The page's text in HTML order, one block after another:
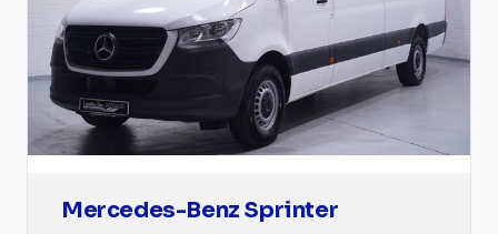
Mercedes-Benz Sprinter